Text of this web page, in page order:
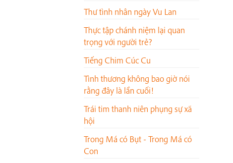
Thư tình nhân ngày Vu Lan
Thực tập chánh niệm lại quan
trọng với người trẻ?
Tiếng Chim Cúc Cu
Tình thương không bao giờ nói
rằng đây là lần cuối!
Trái tim thanh niên phụng sự xã
hội
Trong Má có Bụt - Trong Má có
Con